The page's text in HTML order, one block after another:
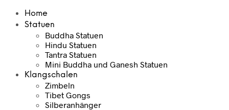
Home
Statuen
Buddha Statuen
Hindu Statuen
Tantra Statuen
Mini Buddha und Ganesh Statuen
Klangschalen
Zimbeln
Tibet Gongs
Silberanhänger